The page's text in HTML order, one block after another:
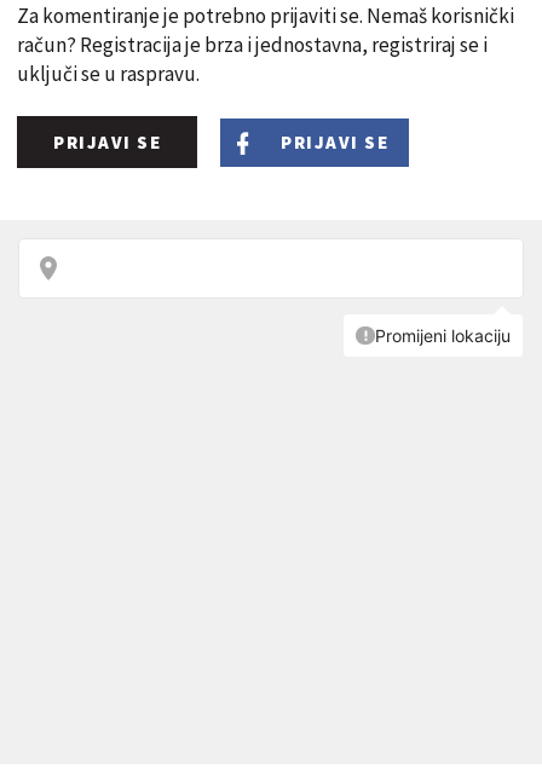
Za komentiranje je potrebno prijaviti se. Nemaš korisnički
račun? Registracija je brza i jednostavna, registriraj se i
uključi se u raspravu.
PRIJAVI SE PRIJAVI SE